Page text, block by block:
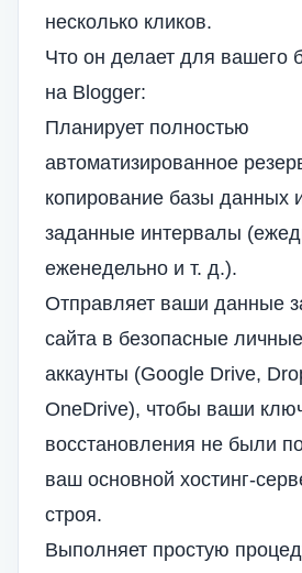
несколько кликов.
Что он делает для вашего
на Blogger:
Планирует полностью
автоматизированное
копирование базы данных
заданные интервалы
еженедельно и т. д.).
Отправляет ваши данные
сайта в безопасные
аккаунты (Google Drive,
OneDrive), чтобы ваши
восстановления не были
ваш основной хостинг-
строя.
Выполняет простую